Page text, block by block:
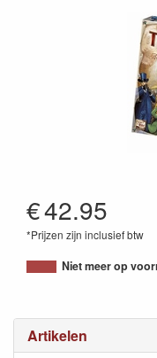
Artikelen
€42.95
*Prijzen zijn inclusief btw
824968717912
Niet meer op